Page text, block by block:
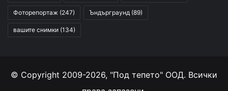
Фоторепортаж (247) Ъндърграунд (89)
вашите снимки (134)
© Copyright 2009-2026, "Под тепето" ООД. Всички